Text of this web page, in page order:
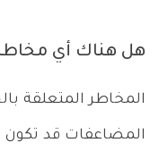
هل هناك أي مخاطر
المخاطر المتعلقة
المضاعفات قد تكون